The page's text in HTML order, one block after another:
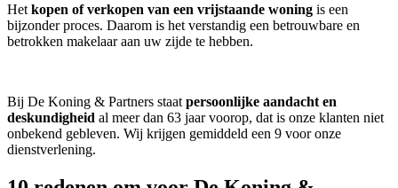
Het kopen of verkopen van een vrijstaande woning is een
bijzonder proces. Daarom is het verstandig een betrouwbare en
betrokken makelaar aan uw zijde te hebben.
Bij De Koning & Partners staat persoonlijke aandacht en
deskundigheid al meer dan 63 jaar voorop, dat is onze klanten niet
onbekend gebleven. Wij krijgen gemiddeld een 9 voor onze
dienstverlening.